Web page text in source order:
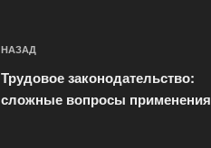
Навигация
по
записям
Предыдущая
запись:
НАЗАД
Трудовое законодательство:
сложные вопросы применения